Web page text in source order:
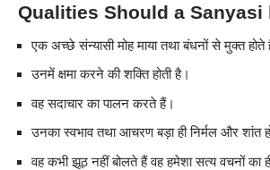
Qualities Should a Sanyasi
एक अच्छे संन्यासी मोह माया तथा बंधनों से मुक्त होते
उनमें क्षमा करने की शक्ति होती है।
वह सदाचार का पालन करते हैं।
उनका स्वभाव तथा आचरण बड़ा ही निर्मल और शांत
वह कभी झूठ नहीं बोलते हैं वह हमेशा सत्य वचनों का